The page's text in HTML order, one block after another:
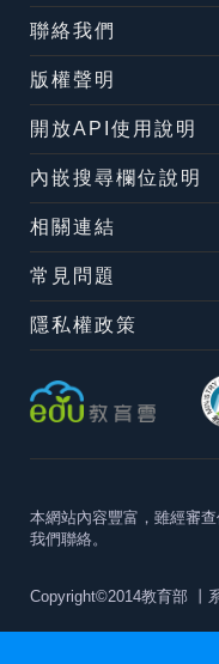
聯絡我們
版權聲明
開放API使用說明
內嵌搜尋欄位說明
相關連結
常見問題
隱私權政策
本網站內容豐富，雖經審
我們聯絡。
Copyright©2014教育部